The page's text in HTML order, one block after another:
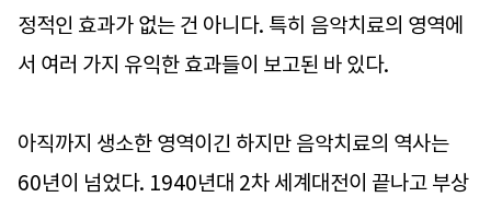
정적인 효과가 없는 건 아니다. 특히 음악치료의 영역에
서 여러 가지 유익한 효과들이 보고된 바 있다.
아직까지 생소한 영역이긴 하지만 음악치료의 역사는
60년이 넘었다. 1940년대 2차 세계대전이 끝나고 부상